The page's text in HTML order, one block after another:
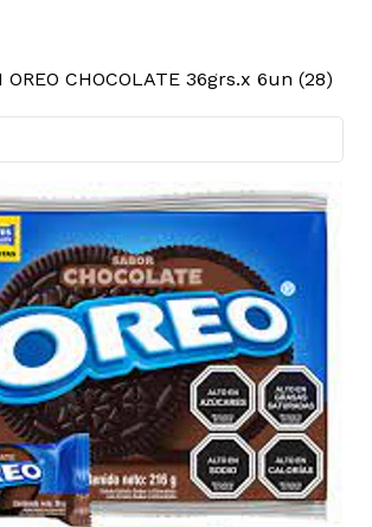
CHOCOLATE 36grs.x 6un (28)